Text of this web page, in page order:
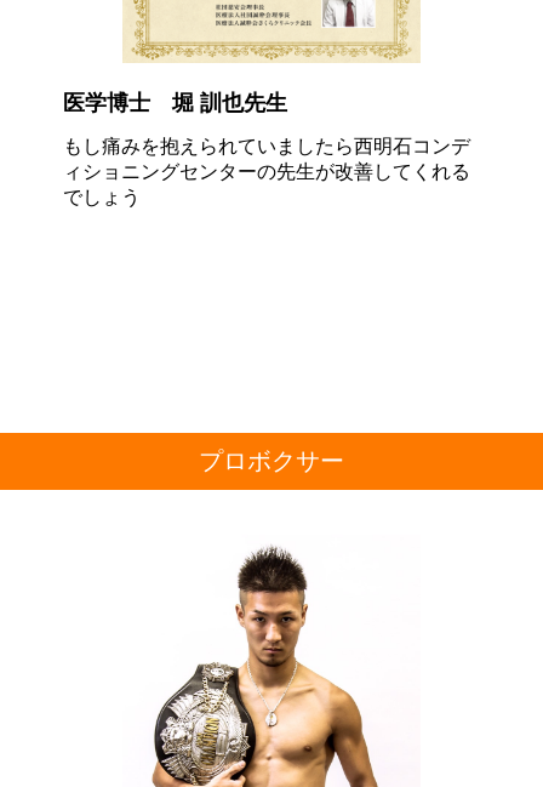
医学博士 堀 訓也先生
もし痛みを抱えられていましたら西明石コンデ
ィショニングセンターの先生が改善してくれる
でしょう
プロボクサー